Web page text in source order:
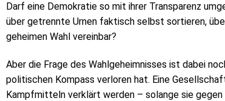
Darf eine Demokratie so mit ihrer Transparenz
über getrennte Urnen faktisch selbst sortieren,
geheimen Wahl vereinbar?
Aber die Frage des Wahlgeheimnisses ist dabei
politischen Kompass verloren hat. Eine
Kampfmitteln verklärt werden – solange sie